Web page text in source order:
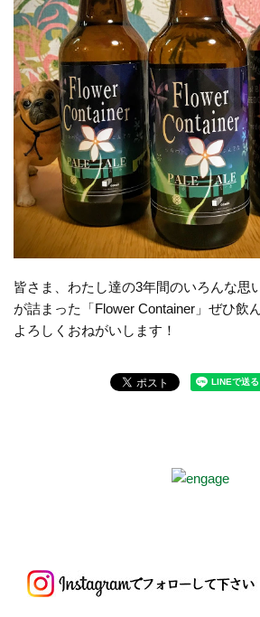
皆さま、わたし達の3年間のいろんな思
が詰まった「Flower Container」ぜひ飲
よろしくおねがいします！